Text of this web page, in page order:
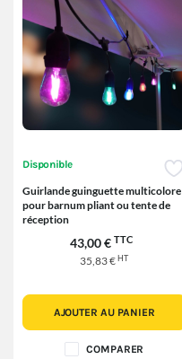
Disponible
Guirlande guinguette multicolore
pour barnum pliant ou tente de
réception
43,00 € TTC
35,83 €HT
AJOUTER AU PANIER
COMPARER